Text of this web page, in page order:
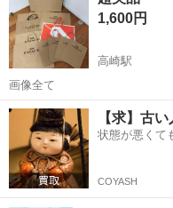
1,600円
高崎駅
画像全て
群馬 高崎市 高崎駅
【求】古
状態が悪くて
COYASH